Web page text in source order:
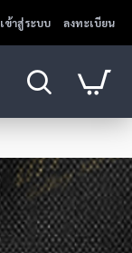
เข้าสู่ระบบ ลงทะเบียน